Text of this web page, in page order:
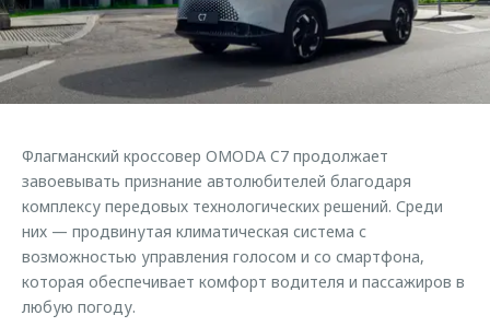
Страхование
Кредитный калькулятор
Аксессуары
Оригинальные аксессуары
Запчасти
Трейд-ин
Калькулятор трейд-ин
Клиентская поддержка
O&J Автоклуб
Клуб владельцев OMODA
Аксессуары
Одежда и сувениры
Оригинальные аксессуары
Запчасти
Обратная связь
Флагманский кроссовер OMODA C7 продолжает
завоевывать признание автолюбителей благодаря
комплексу передовых технологических решений. Среди
них — продвинутая климатическая система с
возможностью управления голосом и со смартфона,
которая обеспечивает комфорт водителя и пассажиров в
любую погоду.